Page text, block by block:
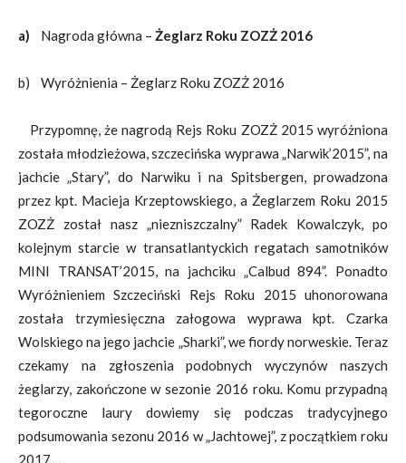
a) Nagroda główna – Żeglarz Roku ZOZŻ 2016
b) Wyróżnienia – Żeglarz Roku ZOZŻ 2016
Przypomnę, że nagrodą Rejs Roku ZOZŻ 2015 wyróżniona
została młodzieżowa, szczecińska wyprawa „Narwik’2015”, na
jachcie „Stary”, do Narwiku i na Spitsbergen, prowadzona
przez kpt. Macieja Krzeptowskiego, a Żeglarzem Roku 2015
ZOZŻ został nasz „niezniszczalny” Radek Kowalczyk, po
kolejnym starcie w transatlantyckich regatach samotników
MINI TRANSAT’2015, na jachciku „Calbud 894”. Ponadto
Wyróżnieniem Szczeciński Rejs Roku 2015 uhonorowana
została trzymiesięczna załogowa wyprawa kpt. Czarka
Wolskiego na jego jachcie „Sharki”, we fiordy norweskie. Teraz
czekamy na zgłoszenia podobnych wyczynów naszych
żeglarzy, zakończone w sezonie 2016 roku. Komu przypadną
tegoroczne laury dowiemy się podczas tradycyjnego
podsumowania sezonu 2016 w „Jachtowej”, z początkiem roku
2017…